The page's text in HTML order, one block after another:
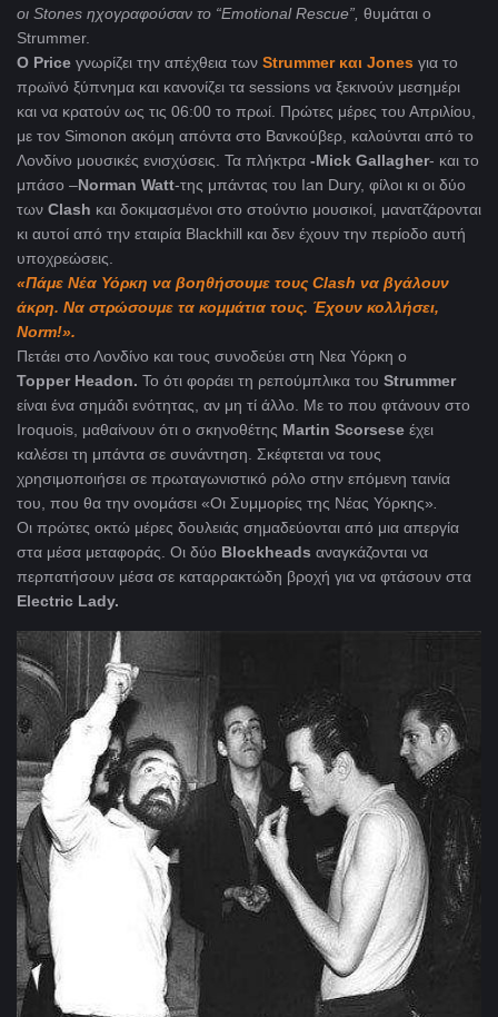
οι Stones ηχογραφούσαν το “EmotionalRescue”, θυμάται ο
Strummer.
Ο Price γνωρίζει την απέχθεια των Strummer και Jones για το
πρωϊνό ξύπνημα και κανονίζει τα sessions να ξεκινούν μεσημέρι
και να κρατούν ως τις 06:00 το πρωί. Πρώτες μέρες του Απριλίου,
με τον Simonon ακόμη απόντα στο Βανκούβερ, καλούνται από το
Λονδίνο μουσικές ενισχύσεις. Τα πλήκτρα -Mick Gallagher- και το
μπάσο –Νorman Watt-της μπάντας του Ian Dury, φίλοι κι οι δύο
των Clash και δοκιμασμένοι στο στούντιο μουσικοί, μανατζάρονται
κι αυτοί από την εταιρία Blackhill και δεν έχουν την περίοδο αυτή
υποχρεώσεις.
«Πάμε Νέα Υόρκη να βοηθήσουμε τους Clash να βγάλουν
άκρη. Να στρώσουμε τα κομμάτια τους. Έχουν κολλήσει,
Norm!».
Πετάει στο Λονδίνο και τους συνοδεύει στη Νεα Υόρκη ο
Topper Headon. Το ότι φοράει τη ρεπούμπλικα του Strummer
είναι ένα σημάδι ενότητας, αν μη τί άλλο. Με το που φτάνουν στο
Iroquois, μαθαίνουν ότι ο σκηνοθέτης Martin Scorsese έχει
καλέσει τη μπάντα σε συνάντηση. Σκέφτεται να τους
χρησιμοποιήσει σε πρωταγωνιστικό ρόλο στην επόμενη ταινία
του, που θα την ονομάσει «Οι Συμμορίες της Νέας Υόρκης».
Οι πρώτες οκτώ μέρες δουλειάς σημαδεύονται από μια απεργία
στα μέσα μεταφοράς. Οι δύο Blockheads αναγκάζονται να
περπατήσουν μέσα σε καταρρακτώδη βροχή για να φτάσουν στα
Electric Lady.